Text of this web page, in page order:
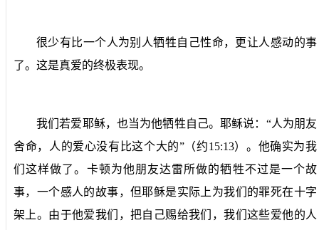
很少有比一个人为别人牺牲自己性命，更让人感动的事
了。这是真爱的终极表现。
我们若爱耶稣，也当为他牺牲自己。耶稣说：“人为朋友
舍命，人的爱心没有比这个大的”（约15:13）。他确实为我
们这样做了。卡顿为他朋友达雷所做的牺牲不过是一个故
事，一个感人的故事，但耶稣是实际上为我们的罪死在十字
架上。由于他爱我们，把自己赐给我们，我们这些爱他的人